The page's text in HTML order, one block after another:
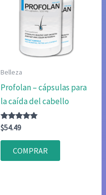
Belleza
Profolan – cápsulas para
la caída del cabello
Valorado
con
4.80
$54.49
COMPRAR